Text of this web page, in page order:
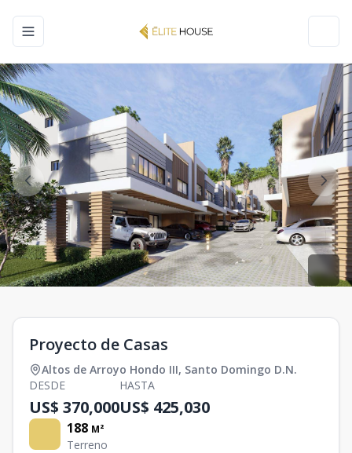
Toggle navigation menu
Proyecto de Casas
Altos de Arroyo Hondo III, Santo Domingo D.N.
DESDE
US$ 370,000
HASTA
US$ 425,030
188 M²
Terreno